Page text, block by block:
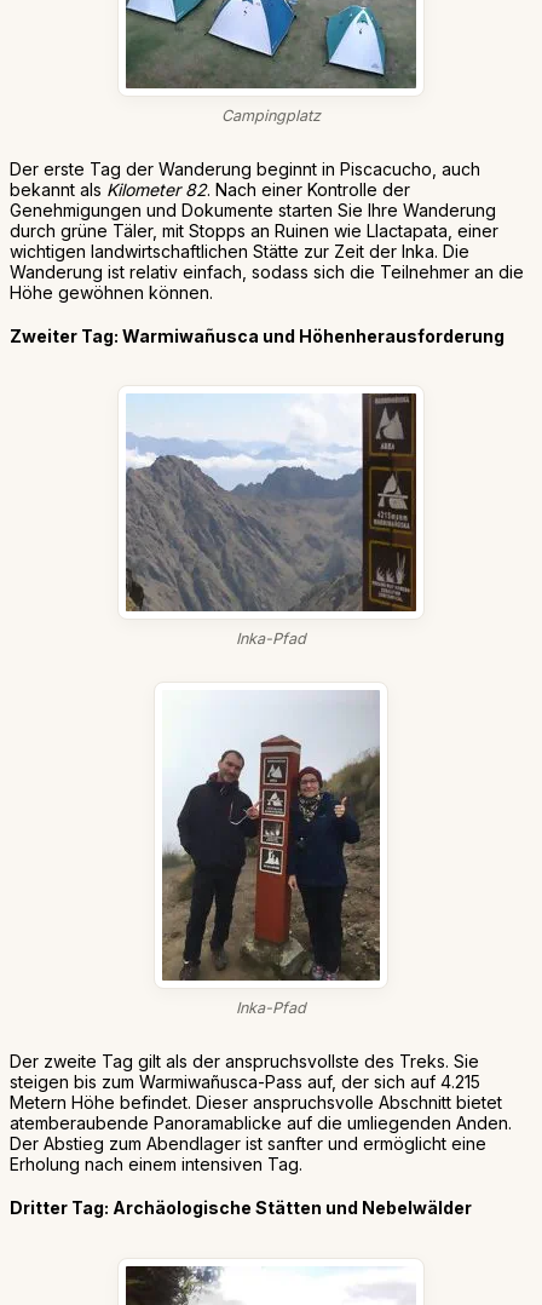
Campingplatz
Der erste Tag der Wanderung beginnt in Piscacucho, auch
bekannt als Kilometer 82. Nach einer Kontrolle der
Genehmigungen und Dokumente starten Sie Ihre Wanderung
durch grüne Täler, mit Stopps an Ruinen wie Llactapata, einer
wichtigen landwirtschaftlichen Stätte zur Zeit der Inka. Die
Wanderung ist relativ einfach, sodass sich die Teilnehmer an die
Höhe gewöhnen können.
Zweiter Tag: Warmiwañusca und Höhenherausforderung
Inka-Pfad
Inka-Pfad
Der zweite Tag gilt als der anspruchsvollste des Treks. Sie
steigen bis zum Warmiwañusca-Pass auf, der sich auf 4.215
Metern Höhe befindet. Dieser anspruchsvolle Abschnitt bietet
atemberaubende Panoramablicke auf die umliegenden Anden.
Der Abstieg zum Abendlager ist sanfter und ermöglicht eine
Erholung nach einem intensiven Tag.
Dritter Tag: Archäologische Stätten und Nebelwälder